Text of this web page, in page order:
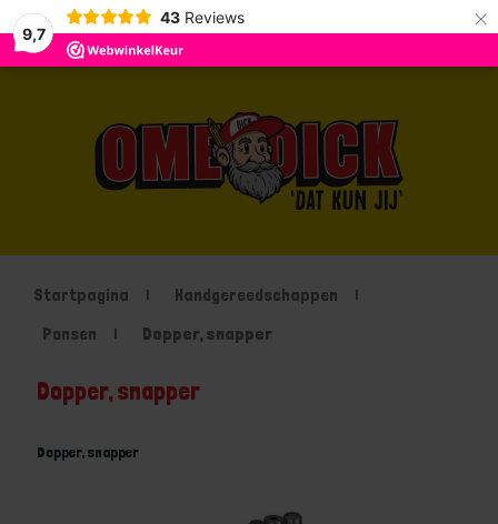
9,7
43 Reviews ×
Startpagina
Handgereedschappen
Ponsen
Dopper, snapper
Dopper, snapper
Dopper, snapper